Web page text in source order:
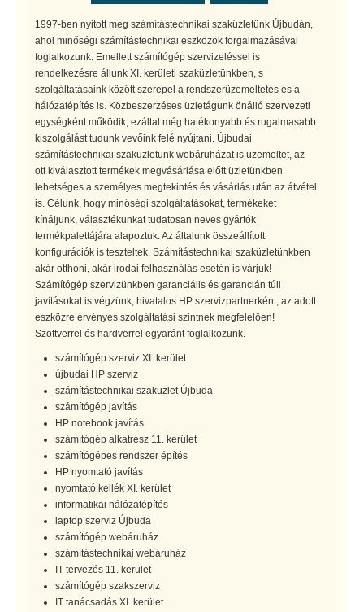
1997-ben nyitott meg számítástechnikai szaküzletünk Újbudán,
ahol minőségi számítástechnikai eszközök forgalmazásával
foglalkozunk. Emellett számítógép szervizeléssel is
rendelkezésre állunk XI. kerületi szaküzletünkben, s
szolgáltatásaink között szerepel a rendszerüzemeltetés és a
hálózatépítés is. Közbeszerzéses üzletágunk önálló szervezeti
egységként működik, ezáltal még hatékonyabb és rugalmasabb
kiszolgálást tudunk vevőink felé nyújtani. Újbudai
számítástechnikai szaküzletünk webáruházat is üzemeltet, az
ott kiválasztott termékek megvásárlása előtt üzletünkben
lehetséges a személyes megtekintés és vásárlás után az átvétel
is. Célunk, hogy minőségi szolgáltatásokat, termékeket
kínáljunk, választékunkat tudatosan neves gyártók
termékpalettájára alapoztuk. Az általunk összeállított
konfigurációk is teszteltek. Számítástechnikai szaküzletünkben
akár otthoni, akár irodai felhasználás esetén is várjuk!
Számítógép szervizünkben garanciális és garancián túli
javításokat is végzünk, hivatalos HP szervizpartnerként, az adott
eszközre érvényes szolgáltatási szintnek megfelelően!
Szoftverrel és hardverrel egyaránt foglalkozunk.
számítógép szerviz XI. kerület
újbudai HP szerviz
számítástechnikai szaküzlet Újbuda
számítógép javítás
HP notebook javítás
számítógép alkatrész 11. kerület
számítógépes rendszer építés
HP nyomtató javítás
nyomtató kellék XI. kerület
informatikai hálózatépítés
laptop szerviz Újbuda
számítógép webáruház
számítástechnikai webáruház
IT tervezés 11. kerület
számítógép szakszerviz
IT tanácsadás XI. kerület